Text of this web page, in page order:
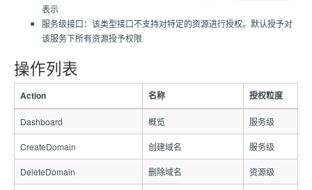
表示
服务级接口：该类型接口不支持对特定的资源进行授权。默认授予对
该服务下所有资源授予权限
操作列表
Action 名称 授权粒度
Dashboard 概览 服务级
CreateDomain 创建域名 服务级
DeleteDomain 删除域名 资源级